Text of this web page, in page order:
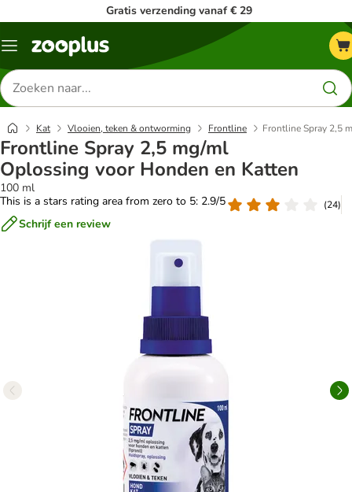
Gratis verzending vanaf € 29
Menu
Zoeken
naar
producten
Kat Vlooien, teken & ontworming Frontline Frontline Spray 2,5
Frontline Spray 2,5 mg/ml
Oplossing voor Honden en Katten
100 ml
This is a stars rating area from zero to 5: 2.9/5
(24)
Schrijf een review